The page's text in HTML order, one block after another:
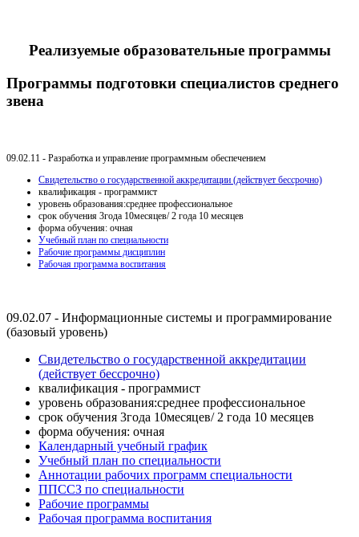
Реализуемые образовательные программы
Программы подготовки специалистов среднего
звена
09.02.11 - Разработка и управление программным обеспечением
Свидетельство о государственной аккредитации (действует бессрочно)
квалификация - программист
уровень образования:среднее профессиональное
срок обучения 3года 10месяцев/ 2 года 10 месяцев
форма обучения: очная
Учебный план по специальности
Рабочие программы дисциплин
Рабочая программа воспитания
09.02.07 - Информационные системы и программирование
(базовый уровень)
Свидетельство о государственной аккредитации
(действует бессрочно)
квалификация - программист
уровень образования:среднее профессиональное
срок обучения 3года 10месяцев/ 2 года 10 месяцев
форма обучения: очная
Календарный учебный график
Учебный план по специальности
Аннотации рабочих программ специальности
ППСCЗ по специальности
Рабочие программы
Рабочая программа воспитания